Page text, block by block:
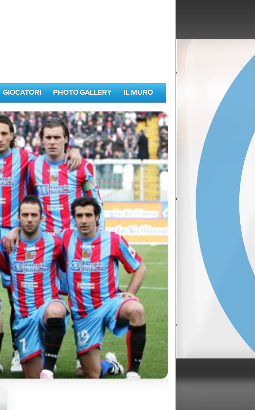
GIOCATORI PHOTO GALLERY IL MURO